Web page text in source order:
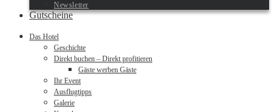
Newsletter
Gutscheine
Das Hotel
Geschichte
Direkt buchen – Direkt profitieren
Gäste werben Gäste
Ihr Event
Ausflugtipps
Galerie